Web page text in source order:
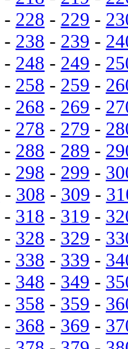
- 228 - 229 -
- 238 - 239 -
- 248 - 249 -
- 258 - 259 -
- 268 - 269 -
- 278 - 279 -
- 288 - 289 -
- 298 - 299 -
- 308 - 309 -
- 318 - 319 -
- 328 - 329 -
- 338 - 339 -
- 348 - 349 -
- 358 - 359 -
- 368 - 369 -